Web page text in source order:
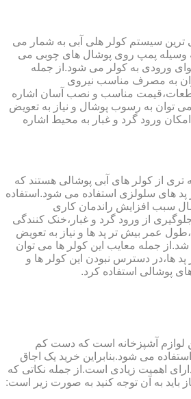
ترین سیستم کولر هلی آبی به شمار می
وسیله پمپ روی پوشال های چوبی می
ورودی به کولر می شود.از جمله
به مصرف مناسب نیروی
مناسب و نصب آسان اشاره
توان به رسوب پوشال و نیاز به تعویض
ورود گرد و غبار به محیط اشاره
تری از کولر های آبی پوشالی هستند که
پد های سلولزی استفاده می شود.استفاده
سبب افزایش راندمان کاری
از ورود گرد و غبار،خنک کنندگی
عمر بیش تر پد ها و نیاز به تعویض
شد.از جمله معایب این کولر ها می توان
پد ها،در دسترس نبودن این کولر ها و
پوشالی استفاده کرد.
لوازم آشپزخانه است که دست کم
می شود.بنابراین خرید یک اجاق
اهمیت زیادی است.از جمله نکاتی که
باید به آن توجه کنید به صورت زیر است: